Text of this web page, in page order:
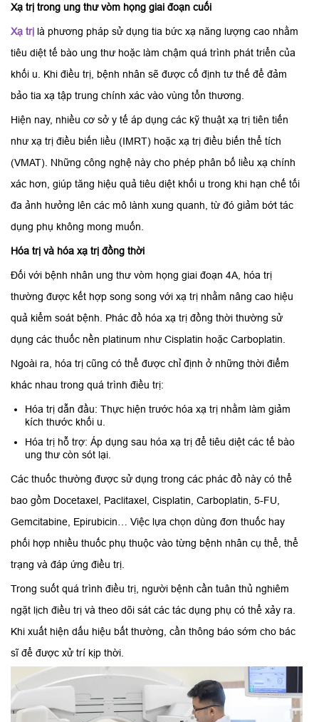
Xạ trị trong ung thư vòm họng giai đoạn cuối
Xạ trị là phương pháp sử dụng tia bức xạ năng lượng cao nhằm
tiêu diệt tế bào ung thư hoặc làm chậm quá trình phát triển của
khối u. Khi điều trị, bệnh nhân sẽ được cố định tư thế để đảm
bảo tia xạ tập trung chính xác vào vùng tổn thương.
Hiện nay, nhiều cơ sở y tế áp dụng các kỹ thuật xạ trị tiên tiến
như xạ trị điều biến liều (IMRT) hoặc xạ trị điều biến thể tích
(VMAT). Những công nghệ này cho phép phân bố liều xạ chính
xác hơn, giúp tăng hiệu quả tiêu diệt khối u trong khi hạn chế tối
đa ảnh hưởng lên các mô lành xung quanh, từ đó giảm bớt tác
dụng phụ không mong muốn.
Hóa trị và hóa xạ trị đồng thời
Đối với bệnh nhân ung thư vòm họng giai đoạn 4A, hóa trị
thường được kết hợp song song với xạ trị nhằm nâng cao hiệu
quả kiểm soát bệnh. Phác đồ hóa xạ trị đồng thời thường sử
dụng các thuốc nền platinum như Cisplatin hoặc Carboplatin.
Ngoài ra, hóa trị cũng có thể được chỉ định ở những thời điểm
khác nhau trong quá trình điều trị:
Hóa trị dẫn đầu: Thực hiện trước hóa xạ trị nhằm làm giảm
kích thước khối u.
Hóa trị hỗ trợ: Áp dụng sau hóa xạ trị để tiêu diệt các tế bào
ung thư còn sót lại.
Các thuốc thường được sử dụng trong các phác đồ này có thể
bao gồm Docetaxel, Paclitaxel, Cisplatin, Carboplatin, 5-FU,
Gemcitabine, Epirubicin… Việc lựa chọn dùng đơn thuốc hay
phối hợp nhiều thuốc phụ thuộc vào từng bệnh nhân cụ thể, thể
trạng và đáp ứng điều trị.
Trong suốt quá trình điều trị, người bệnh cần tuân thủ nghiêm
ngặt lịch điều trị và theo dõi sát các tác dụng phụ có thể xảy ra.
Khi xuất hiện dấu hiệu bất thường, cần thông báo sớm cho bác
sĩ để được xử trí kịp thời.